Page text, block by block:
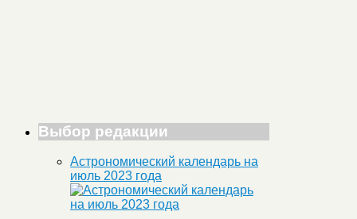
Выбор редакции
Астрономический календарь на
июль 2023 года